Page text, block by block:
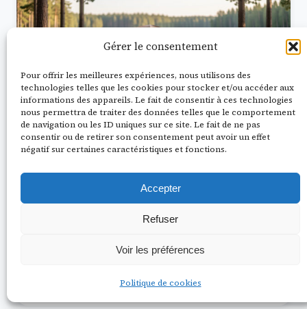
Gérer le consentement
Pour offrir les meilleures expériences, nous utilisons des
technologies telles que les cookies pour stocker et/ou accéder aux
informations des appareils. Le fait de consentir à ces technologies
nous permettra de traiter des données telles que le comportement
de navigation ou les ID uniques sur ce site. Le fait de ne pas
consentir ou de retirer son consentement peut avoir un effet
négatif sur certaines caractéristiques et fonctions.
Accepter
Refuser
Voir les préférences
Politique de cookies
12 juin 2026 5 min de lecture
Camping à Biscarrosse : bien choisir
son emplacement en 2026
de camping à Biscarrosse : conseils pratiques,